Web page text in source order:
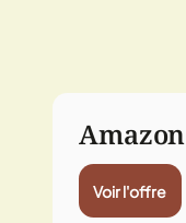
Amazon
Voir l'offre